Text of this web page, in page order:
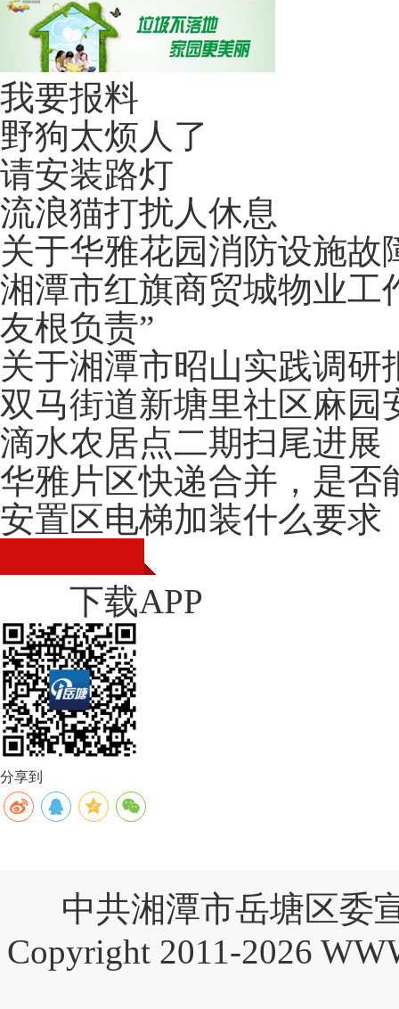
我要报料
野狗太烦人了
请安装路灯
流浪猫打扰人休息
关于华雅花园消防设施故
湘潭市红旗商贸城物业工
友根负责”
关于湘潭市昭山实践调研
双马街道新塘里社区麻园
滴水农居点二期扫尾进展
华雅片区快递合并，是否
安置区电梯加装什么要求
下载APP
分享到
中共湘潭市岳塘区委
Copyright 2011-2026